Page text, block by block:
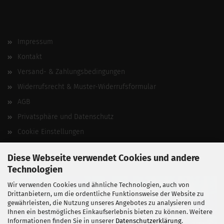
Diese Webseite verwendet Cookies und andere
Technologien
Wir verwenden Cookies und ähnliche Technologien, auch von
Drittanbietern, um die ordentliche Funktionsweise der Website zu
gewährleisten, die Nutzung unseres Angebotes zu analysieren und
Ihnen ein bestmögliches Einkaufserlebnis bieten zu können. Weitere
Informationen finden Sie in unserer Datenschutzerklärung.
Impressum
Kontakt
Versand- & Zahlungsbedingungen
Widerrufsrecht & Muster-Widerrufsformular
AGB
Privatsphäre und Datenschutz
Cookie Einstellungen
Vertrag widerrufen